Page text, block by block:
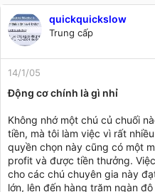
quickquickslow
Trung cấp
14/1/05
Động cơ chính là gì nhỉ
Không nhớ một chú củ chuối
tiền, mà tôi làm việc vì rất
quyền chọn này cũng có một
profit và được tiền thưởng.
cho các chú chuyên gia này
lớn, lên đến hàng trăm ngàn